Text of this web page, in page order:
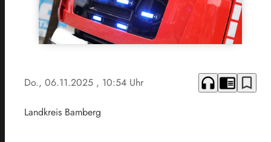
Do., 06.11.2025 , 10:54 Uhr headphones chrome_reader_mode bookmark_border
Landkreis Bamberg